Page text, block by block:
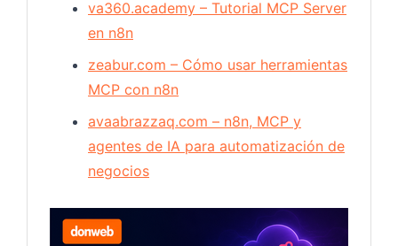
va360.academy – Tutorial MCP Server
en n8n
zeabur.com – Cómo usar herramientas
MCP con n8n
avaabrazzaq.com – n8n, MCP y
agentes de IA para automatización de
negocios